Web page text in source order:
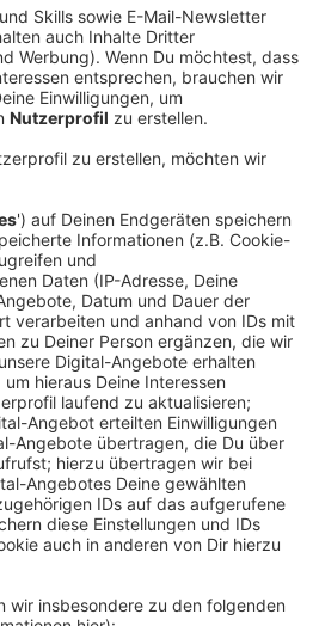
11:18
bis zur
lassen sich die
viel einfallen. Ganz so weit
in Leverkusen allerdings
beispielsweise bei der Bayer
und auch Bayer 04 die
Für die Eltern bieten
anderem
Aber auch das Freizeitangebot
oder
04 gefördert. Die Stadt